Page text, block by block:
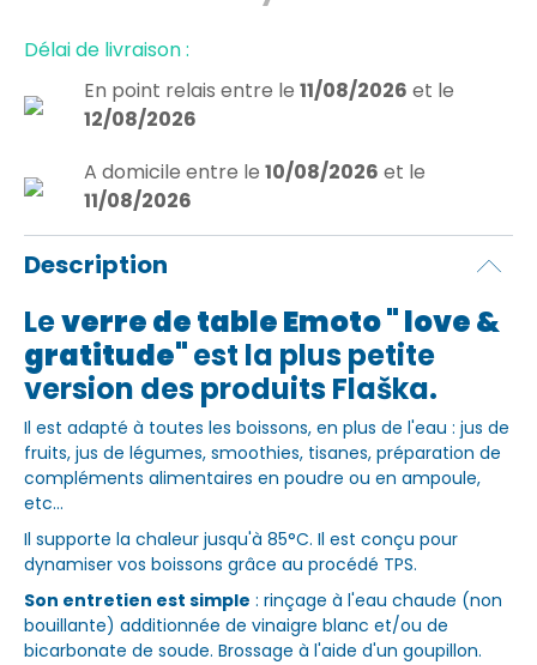
Délai de livraison :
En point relais entre le 11/08/2026 et le
12/08/2026
A domicile entre le 10/08/2026 et le
11/08/2026
Description
Leverre de table Emoto " love &
gratitude"est la plus petite
version des produits Flaška.
Il est adapté à toutes les boissons, en plus de l'eau : jus de
fruits, jus de légumes, smoothies, tisanes, préparation de
compléments alimentaires en poudre ou en ampoule,
etc...
Il supporte la chaleur jusqu'à 85°C. Il est conçu pour
dynamiser vos boissons grâce au procédé TPS.
Son entretien est simple : rinçage à l'eau chaude (non
bouillante) additionnée de vinaigre blanc et/ou de
bicarbonate de soude. Brossage à l'aide d'un goupillon.